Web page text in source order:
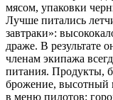
мясом, упаковки
Лучше питались
завтраки»:
драже. В результате
членам экипажа
питания. Продукты,
брожение, высотный
в меню пилотов: